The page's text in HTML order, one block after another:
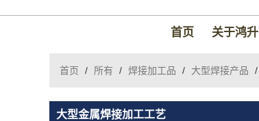
首页 关于鸿升
首页 / 所有 / 焊接加工品 / 大型焊接产品 /
大型金属焊接加工工艺